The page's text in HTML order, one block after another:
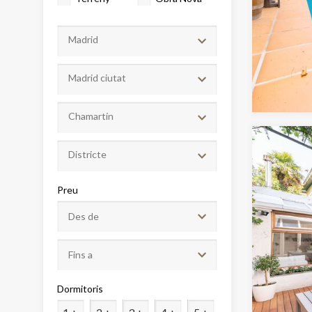
Madrid
Madrid ciutat
Chamartín
Districte
Preu
Dormitoris
Aquest
millorar
de les
desitja,